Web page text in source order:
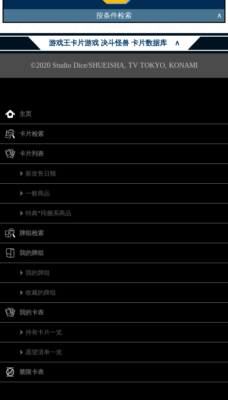
按条件检索 ∧
游戏王卡片游戏 决斗怪兽 卡片数据库 ∧
©2020 Studio Dice/SHUEISHA, TV TOKYO, KONAMI
主页
卡片检索
卡片列表
新发售日顺
一般商品
特典*同捆系商品
牌组检索
我的牌组
我的牌组
收藏的牌组
我的卡表
持有卡片一览
愿望清单一览
禁限卡表